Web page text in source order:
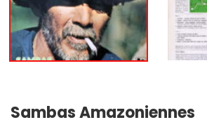
Sambas Amazoniennes